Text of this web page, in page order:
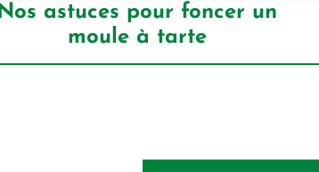
Nos astuces pour foncer un
moule à tarte